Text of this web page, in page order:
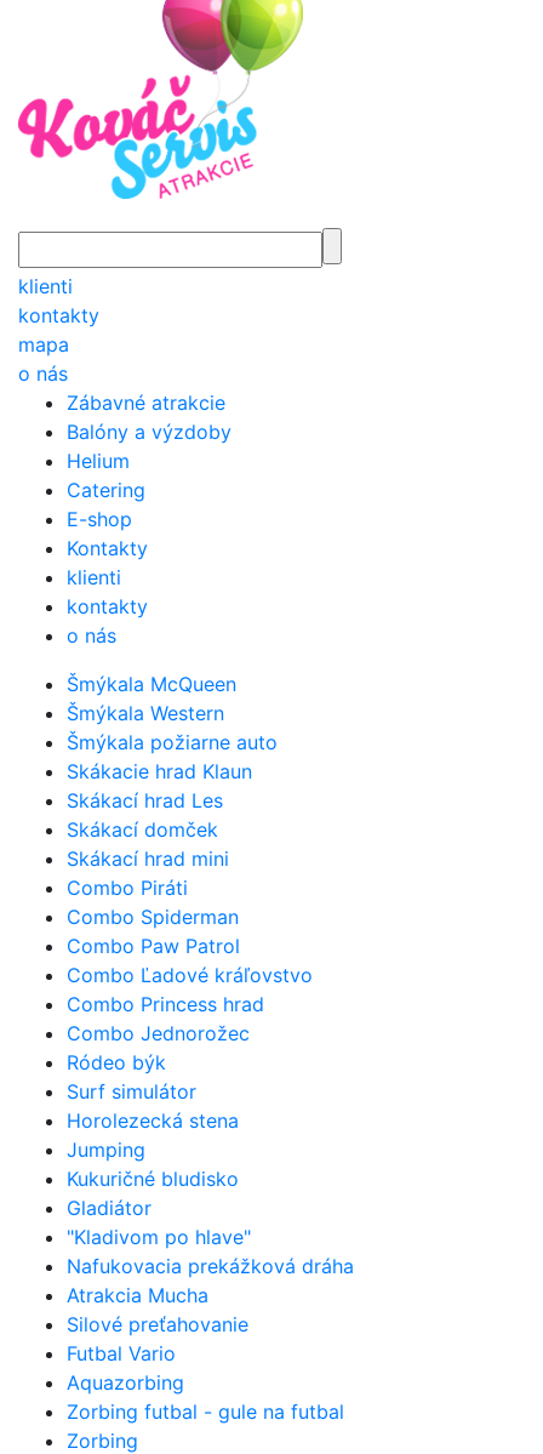
klienti
kontakty
mapa
o nás
Zábavné atrakcie
Balóny a výzdoby
Helium
Catering
E-shop
Kontakty
klienti
kontakty
o nás
Šmýkala McQueen
Šmýkala Western
Šmýkala požiarne auto
Skákacie hrad Klaun
Skákací hrad Les
Skákací domček
Skákací hrad mini
Combo Piráti
Combo Spiderman
Combo Paw Patrol
Combo Ľadové kráľovstvo
Combo Princess hrad
Combo Jednorožec
Ródeo býk
Surf simulátor
Horolezecká stena
Jumping
Kukuričné bludisko
Gladiátor
"Kladivom po hlave"
Nafukovacia prekážková dráha
Atrakcia Mucha
Silové preťahovanie
Futbal Vario
Aquazorbing
Zorbing futbal - gule na futbal
Zorbing